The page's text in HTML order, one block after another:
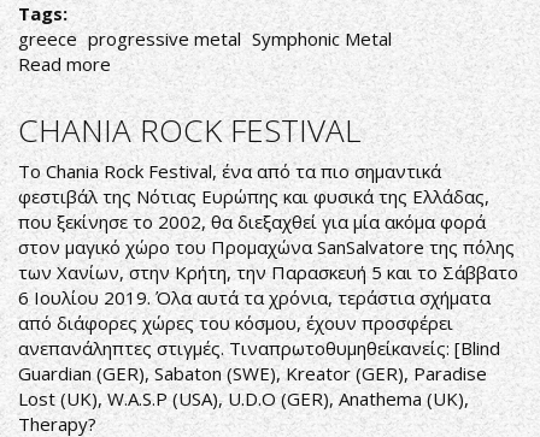
Tags:
greece progressive metal Symphonic Metal
Read more about
Battleship
Oceania
:
A
Rock
Opera
CHANIA ROCK FESTIVAL
Το Chania Rock Festival, ένα από τα πιο σημαντικά
φεστιβάλ της Νότιας Ευρώπης και φυσικά της Ελλάδας,
που ξεκίνησε το 2002, θα διεξαχθεί για μία ακόμα φορά
στον μαγικό χώρο του Προμαχώνα SanSalvatore της πόλης
των Χανίων, στην Κρήτη, την Παρασκευή 5 και το Σάββατο
6 Ιουλίου 2019. Όλα αυτά τα χρόνια, τεράστια σχήματα
από διάφορες χώρες του κόσμου, έχουν προσφέρει
ανεπανάληπτες στιγμές. Τιναπρωτοθυμηθείκανείς: [Blind
Guardian (GER), Sabaton (SWE), Kreator (GER), Paradise
Lost (UK), W.A.S.P (USA), U.D.O (GER), Anathema (UK),
Therapy?